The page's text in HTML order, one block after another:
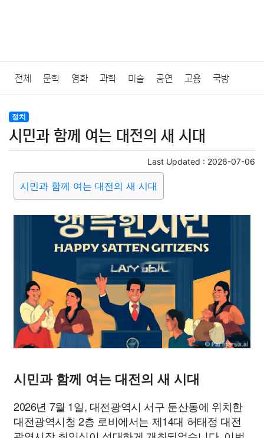
전체 문학 영화 과학 미술 공연 고용 국방
법률
질병 가요 방송 일상 주식 암호화폐 블록체인
결혼 육아 반려동물 패션 미용
자동차 취미 여행 맛집 IT 컴퓨터
사회 건강 의료 의학 마케팅
부동산 외국어 교육 교통 생활 기타
정치
시민과 함께 여는 대전의 새 시대
Last Updated : 2026-07-06
시민과 함께 여는 대전의 새 시대
시민과 함께 여는 대전의 새 시대
2026년 7월 1일, 대전광역시 서구 둔산동에 위치한
대전광역시청 2층 로비에서는 제14대 허태정 대전